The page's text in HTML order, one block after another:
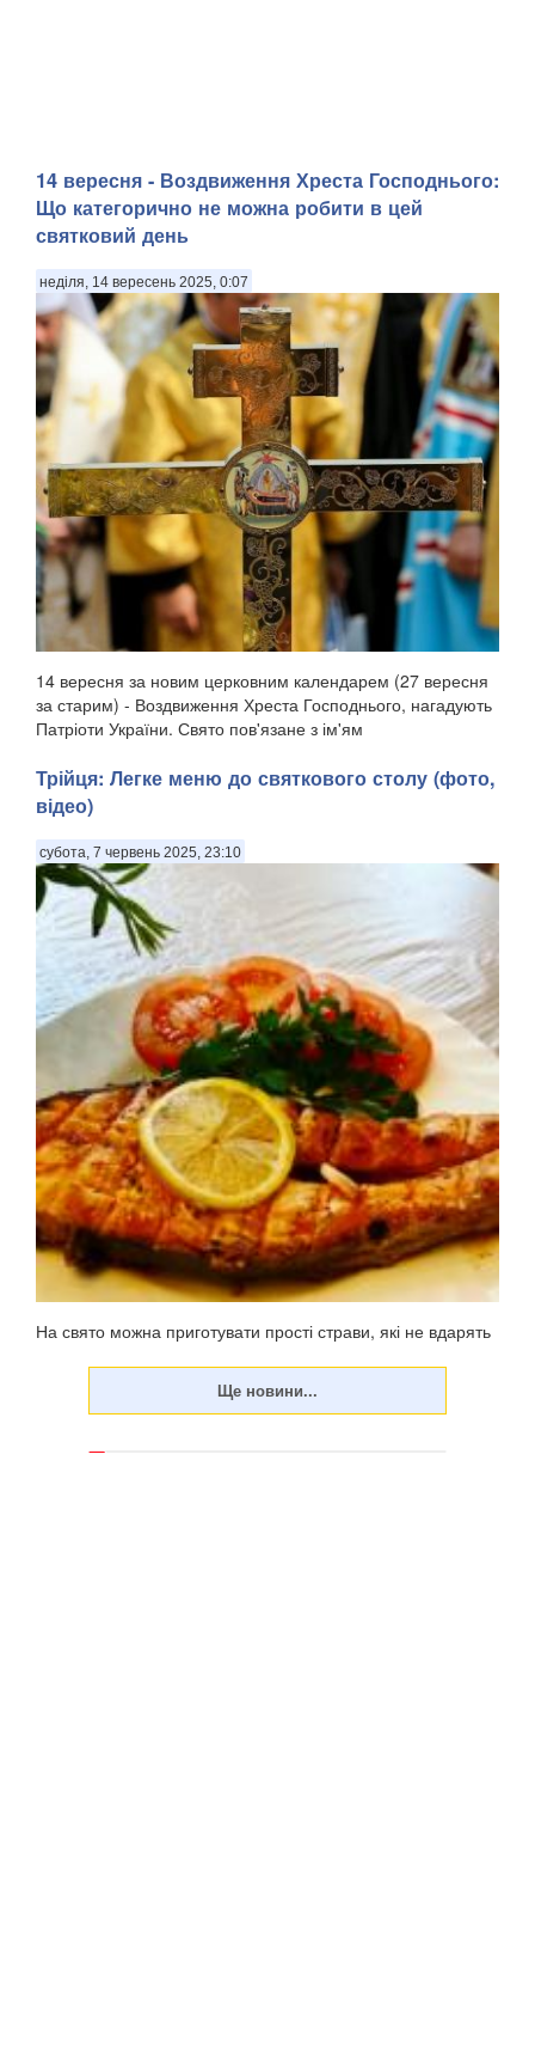
14 вересня - Воздвиження Хреста Господнього:
Що категорично не можна робити в цей
святковий день
неділя, 14 вересень 2025, 0:07
14 вересня за новим церковним календарем (27 вересня
за старим) - Воздвиження Хреста Господнього, нагадують
Патріоти України. Свято пов'язане з ім'ям
яка, згідно з церковним переказом, відшукала Хр...
Трійця: Легке меню до святкового столу (фото,
відео)
субота, 7 червень 2025, 23:10
На свято можна приготувати прості страви, які не вдарять
Христове). Традиційно меню на Паску жирне, у ньому